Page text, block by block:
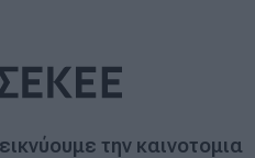
την καινοτομια